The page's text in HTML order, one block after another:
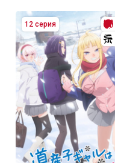
12 серия